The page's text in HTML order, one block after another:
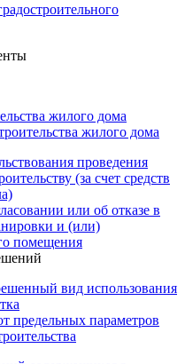
жилого дома
жилого дома
проведения
(за счет средств
или об отказе в
и (или)
помещения
вид использования
предельных параметров